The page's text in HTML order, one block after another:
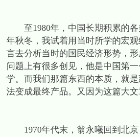
至1980年，中国长期积累的各
年秋冬，我试着用当时所学的宏
言去分析当时的国民经济形势，
问题上有很多创见，他是中国第
学。而我们那篇东西的本质，就
法变成最终产品。又因为这篇大
1970年代末，翁永曦回到北京